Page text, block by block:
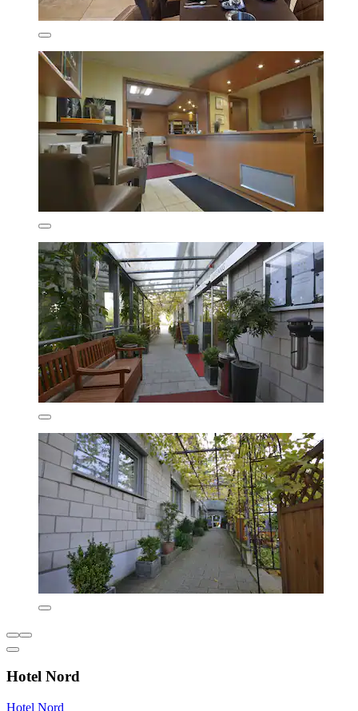
Hotel Nord
Hotel Nord